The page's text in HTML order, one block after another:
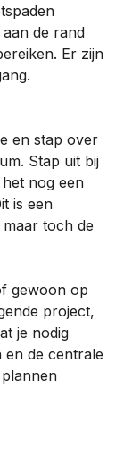
de rand
Er zijn
en stap over
Stap uit bij
nog een
is een
toch de
gewoon op
project,
je nodig
en de centrale